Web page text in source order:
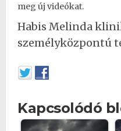
meg új videókat.
Habis Melinda
személyközpontú
Kapcsolódó